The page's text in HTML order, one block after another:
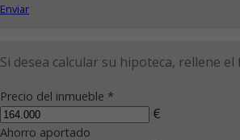
Enviar
Si desea calcular su hipoteca, rellene
Precio del inmueble *
€
Ahorro aportado